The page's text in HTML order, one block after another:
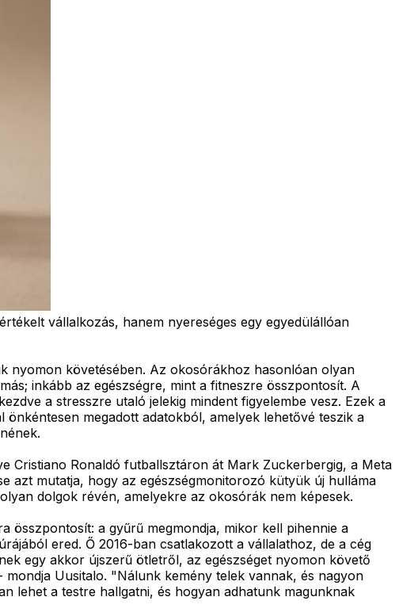
vállalkozás, hanem nyereséges egy egyedülállóan
nyomon követésében. Az okosórákhoz hasonlóan olyan
inkább az egészségre, mint a fitneszre összpontosít. A
a stresszre utaló jelekig mindent figyelembe vesz. Ezek a
megadott adatokból, amelyek lehetővé teszik a
Cristiano Ronaldó futballsztáron át Mark Zuckerbergig, a Meta
azt mutatja, hogy az egészségmonitorozó kütyük új hulláma
dolgok révén, amelyekre az okosórák nem képesek.
összpontosít: a gyűrű megmondja, mikor kell pihennie a
ered. Ő 2016-ban csatlakozott a vállalathoz, de a cég
egy akkor újszerű ötletről, az egészséget nyomon követő
Uusitalo. "Nálunk kemény telek vannak, és nagyon
lehet a testre hallgatni, és hogyan adhatunk magunknak